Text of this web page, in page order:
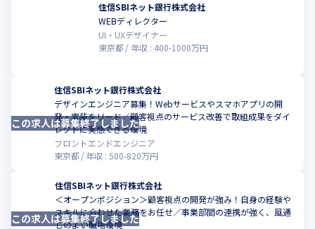
住信SBIネット銀行株式会社
WEBディレクター
UI・UXデザイナー
東京都
年収 : 400-1000万円
住信SBIネット銀行株式会社
デザインエンジニア募集！Webサービスやスマホアプリの開
発・実装をリード／顧客視点のサービス改善で取組成果をダイ
レクトに実感できる環境
フロントエンドエンジニア
東京都
年収 :500-820万円
この求人は募集終了しました
住信SBIネット銀行株式会社
＜オープンポジション＞顧客視点の開発が強み！自身の経験や
スキルに合わせた業務をお任せ／事業部間の連携が強く、風通
しのよい職場環境
この求人は募集終了しました